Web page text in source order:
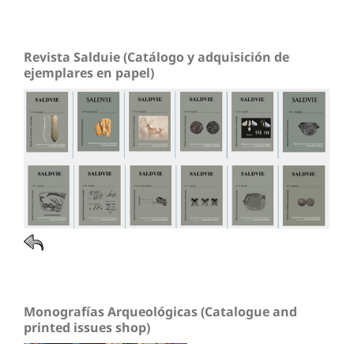
Revista Salduie (Catálogo y adquisición de
ejemplares en papel)
Monografías Arqueológicas (Catalogue and
printed issues shop)